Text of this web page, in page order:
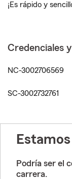
¡Es rápido y
Credenciales
NC-3002706569
SC-3002732761
Podría ser el
carrera.